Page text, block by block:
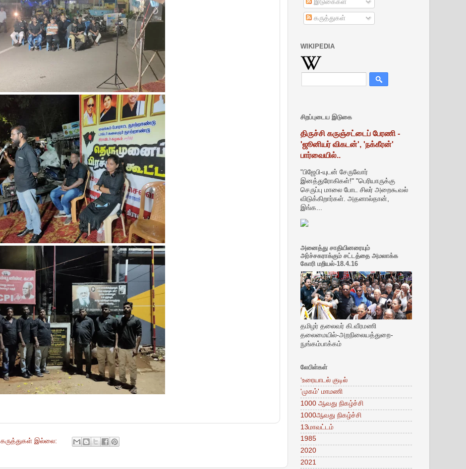
கருத்துகள் இல்லை:
இடுகைகள்
கருத்துகள்
WIKIPEDIA
சிறப்புடைய இடுகை
திருச்சி கருஞ்சட்டைப் பேரணி -
'ஜூனியர் விகடன்', 'நக்கீரன்'
பார்வையில்..
"பிஜேபி-யுடன் சேருவோர்
இனத்துரோகிகள்!" "பெரியாருக்கு
செருப்பு மாலை போட சிலர் அறைகூவல்
விடுக்கிறார்கள். அதனால்தான்,
இங்க...
அனைத்து சாதியினரையும்
அர்ச்சகராக்கும் சட்டத்தை அமலாக்க
கோரி மறியல்-18.4.16
தமிழர் தலைவர் கி.வீரமணி
தலைமையில்-அறநிலையத்துறை-
நுங்கம்பாக்கம்
லேபிள்கள்
‘உரையாடல் குடில்
'முகம்' மாமணி
1000 ஆவது நிகழ்ச்சி
1000ஆவது நிகழ்ச்சி
13மாவட்டம்
1985
2020
2021